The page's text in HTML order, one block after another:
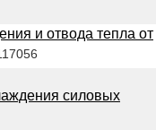
и отвода тепла от
силовых